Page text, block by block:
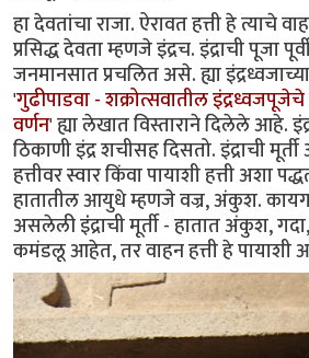
हा देवतांचा राजा. ऐरावत हत्ती हे त्याचे
प्रसिद्ध देवता म्हणजे इंद्रच. इंद्राची पूजा
जनमानसात प्रचलित असे. ह्या
'गुढीपाडवा - शक्रोत्सवातील इंद्रध्वजपूजेचे
वर्णन' ह्या लेखात विस्ताराने दिलेले आहे.
ठिकाणी इंद्र शचीसह दिसतो. इंद्राची
हत्तीवर स्वार किंवा पायाशी हत्ती अशा
हातातील आयुधे म्हणजे वज्र, अंकुश.
असलेली इंंद्राची मूर्ती - हातात अंकुश,
कमंडलू आहेत, तर वाहन हत्ती हे पायाशी